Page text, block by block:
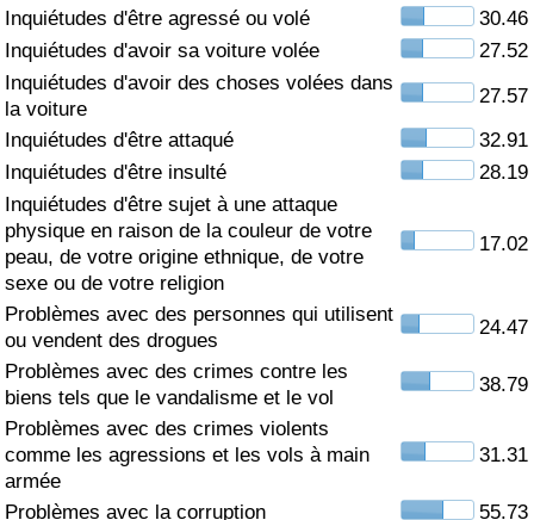
Inquiétudes d'être agressé ou volé
30.46
Inquiétudes d'avoir sa voiture volée
27.52
Inquiétudes d'avoir des choses volées dans
la voiture
27.57
Inquiétudes d'être attaqué
32.91
Inquiétudes d'être insulté
28.19
Inquiétudes d'être sujet à une attaque
physique en raison de la couleur de votre
peau, de votre origine ethnique, de votre
sexe ou de votre religion
17.02
Problèmes avec des personnes qui utilisent
ou vendent des drogues
24.47
Problèmes avec des crimes contre les
biens tels que le vandalisme et le vol
38.79
Problèmes avec des crimes violents
comme les agressions et les vols à main
armée
31.31
Problèmes avec la corruption 55.73
Soins de santé
Indice des soins de santé (Actuel)
Indice des soins de santé
Indice des soins de santé par Pays
Pollution
Indice de Pollution (Actuel)
Indice de pollution
Indice de Pollution par Pays
Trafic